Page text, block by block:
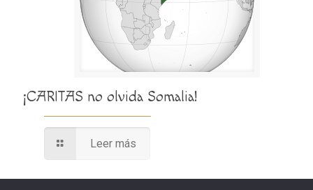
¡CARITAS no olvida Somalia!
Leer más